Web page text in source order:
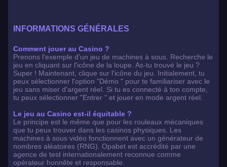
INFORMATIONS GÉNÉRALES
Comment jouer au Casino ?
Prenons l'exemple d'un jeu de machines à sous. Recherche le
jeu en cliquant sur l'icône de la loupe. As-tu trouvé le jeu ?
Super ! Maintenant, clique sur l'icône du jeu. Initialement, tu
peux sélectionner l'option "Démo " pour te familiariser avec le
jeu sans miser d'argent réel. Si tu es connecté à ton compte,
tu peux sélectionner "Entrer " et jouer en mode argent réel.
Le jeu au Casino est-il équitable ?
Le principe est le même que pour les rouleaux mécaniques
que tu peux trouver dans les casinos physiques. Les
machines à sous vidéo fonctionnent avec un générateur de
nombres aléatoires (RNG). Opabet est accrédité par une
agence de test internationalement reconnue comme
opérateur honnête et responsable.